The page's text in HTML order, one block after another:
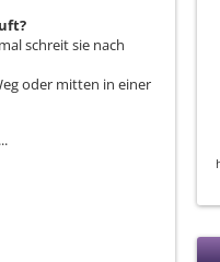
schreit sie nach
oder mitten in einer